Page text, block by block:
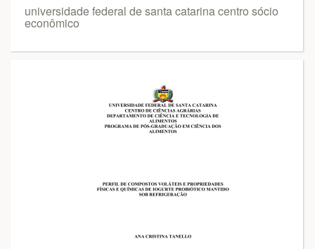
universidade federal de santa catarina centro sócio
econômico